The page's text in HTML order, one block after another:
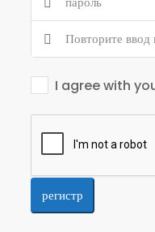
I agree with
регистр